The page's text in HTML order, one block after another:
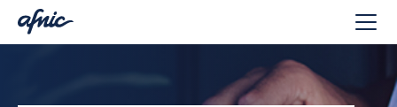
Panneau de gestion des cookies